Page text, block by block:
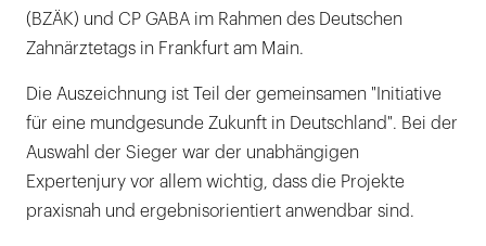
(BZÄK) und CP GABA im Rahmen des Deutschen
Zahnärztetags in Frankfurt am Main.
Die Auszeichnung ist Teil der gemeinsamen "Initiative
für eine mundgesunde Zukunft in Deutschland". Bei der
Auswahl der Sieger war der unabhängigen
Expertenjury vor allem wichtig, dass die Projekte
praxisnah und ergebnisorientiert anwendbar sind.